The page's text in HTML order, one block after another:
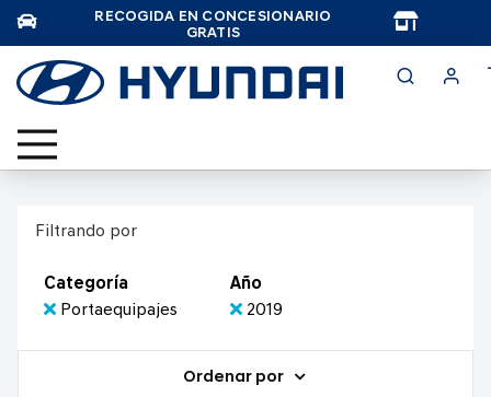
RECOGIDA EN CONCESIONARIO
GRATIS
Filtrando por
Categoría
Portaequipajes
Año
2019
Ordenar por